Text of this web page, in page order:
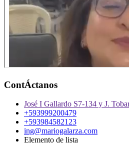
ContÁctanos
José I Gallardo S7-134 y J.
+593999200479
+593984582123
ing@mariogalarza.com
Elemento de lista